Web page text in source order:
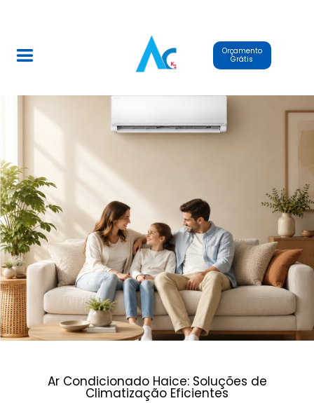
Orçamento
Grátis
Ar Condicionado Haice: Soluções de
Climatização Eficientes